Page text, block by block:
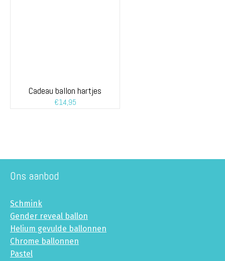
Cadeau ballon hartjes
€14,95
Ons aanbod
Schmink
Gender reveal ballon
Helium gevulde ballonnen
Chrome ballonnen
Pastel